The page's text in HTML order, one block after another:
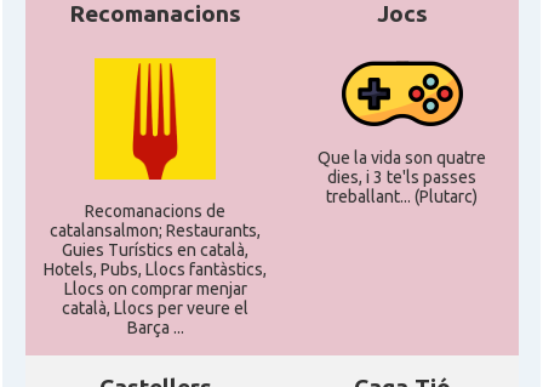
Recomanacions
Recomanacions de
catalansalmon; Restaurants,
Guies Turístics en català,
Hotels, Pubs, Llocs fantàstics,
Llocs on comprar menjar
català, Llocs per veure el
Barça ...
Jocs
Que la vida son quatre
dies, i 3 te'ls passes
treballant... (Plutarc)